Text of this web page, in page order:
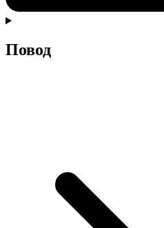
Повод